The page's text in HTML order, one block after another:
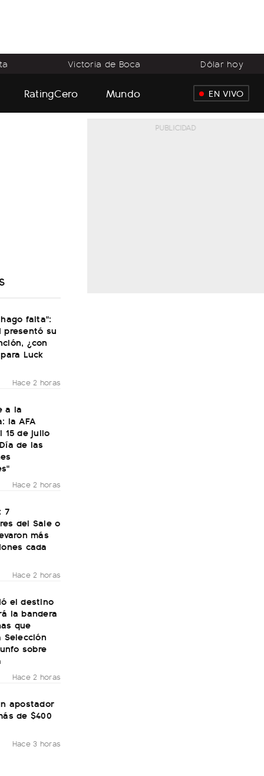
Victoria de Boca Dólar hoy
RatingCero Mundo EN VIVO
falta":
presentó su
¿con
Luck
Hace 2 horas
a la
la AFA
15 de julio
de las
Hace 2 horas
7
del Sale o
más
cada
Hace 2 horas
el destino
la bandera
que
sobre
Hace 2 horas
apostador
de $400
Hace 3 horas